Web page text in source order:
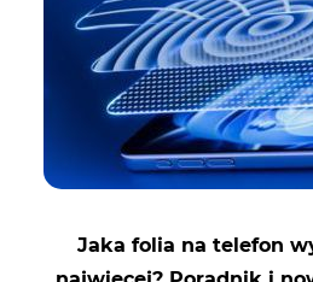
Jaka folia na telefon